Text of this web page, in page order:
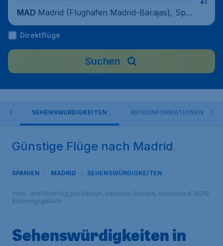
MAD Madrid (Flughafen Madrid-Barajas), Spa
nien
Direktflüge
Suchen
SEHENSWÜRDIGKEITEN REISEINFORMATIONEN
Günstige Flüge nach Madrid
SPANIEN MADRID SEHENSWÜRDIGKEITEN
*Hin- und Rückflug pro Person, inklusive Steuern, exklusive € 19,99
Buchungsgebühr.
Sehenswürdigkeiten in